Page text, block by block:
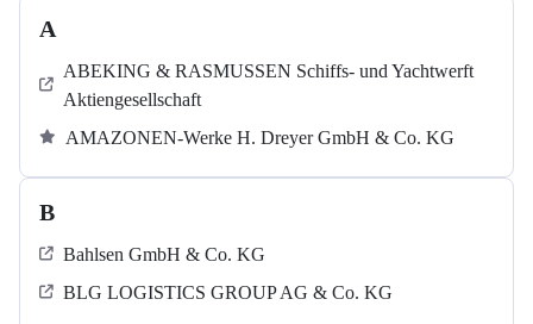
A
ABEKING & RASMUSSEN Schiffs- und Yachtwerft
Aktiengesellschaft
AMAZONEN-Werke H. Dreyer GmbH & Co. KG
B
Bahlsen GmbH & Co. KG
BLG LOGISTICS GROUP AG & Co. KG